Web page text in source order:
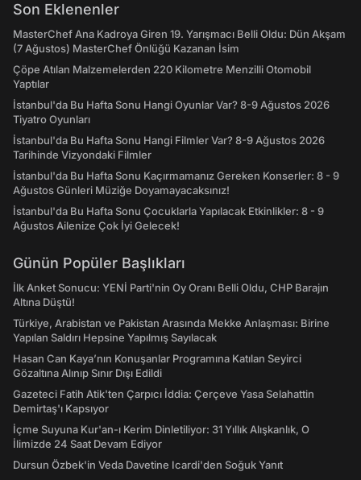
Son Eklenenler
MasterChef Ana Kadroya Giren 19. Yarışmacı Belli Oldu: Dün Akşam
(7 Ağustos) MasterChef Önlüğü Kazanan İsim
Çöpe Atılan Malzemelerden 220 Kilometre Menzilli Otomobil
Yaptılar
İstanbul'da Bu Hafta Sonu Hangi Oyunlar Var? 8-9 Ağustos 2026
Tiyatro Oyunları
İstanbul'da Bu Hafta Sonu Hangi Filmler Var? 8-9 Ağustos 2026
Tarihinde Vizyondaki Filmler
İstanbul'da Bu Hafta Sonu Kaçırmamanız Gereken Konserler: 8 - 9
Ağustos Günleri Müziğe Doyamayacaksınız!
İstanbul'da Bu Hafta Sonu Çocuklarla Yapılacak Etkinlikler: 8 - 9
Ağustos Ailenize Çok İyi Gelecek!
Günün Popüler Başlıkları
İlk Anket Sonucu: YENİ Parti'nin Oy Oranı Belli Oldu, CHP Barajın
Altına Düştü!
Türkiye, Arabistan ve Pakistan Arasında Mekke Anlaşması: Birine
Yapılan Saldırı Hepsine Yapılmış Sayılacak
Hasan Can Kaya’nın Konuşanlar Programına Katılan Seyirci
Gözaltına Alınıp Sınır Dışı Edildi
Gazeteci Fatih Atik'ten Çarpıcı İddia: Çerçeve Yasa Selahattin
Demirtaş'ı Kapsıyor
İçme Suyuna Kur'an-ı Kerim Dinletiliyor: 31 Yıllık Alışkanlık, O
İlimizde 24 Saat Devam Ediyor
Dursun Özbek'in Veda Davetine Icardi'den Soğuk Yanıt